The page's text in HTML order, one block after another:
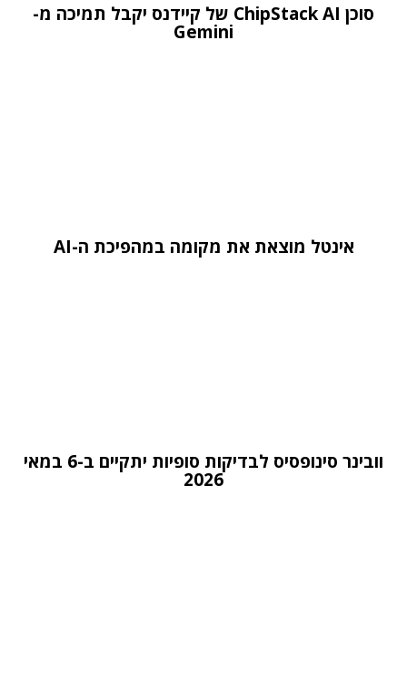
סוכן ChipStack AI של קיידנס יקבל תמיכה מ-
Gemini
אינטל מוצאת את מקומה במהפיכת ה-AI
וובינר סינופסיס לבדיקות סופיות יתקיים ב-6 במאי
2026